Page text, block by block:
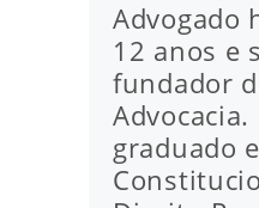
Advogado
12 anos e
fundador
Advocacia.
graduado